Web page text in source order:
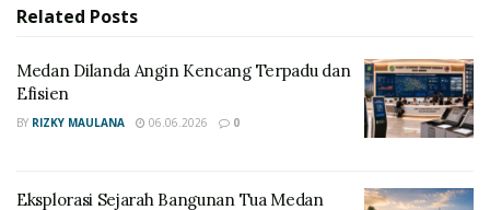
https://infaktual.com/gaji-fresh-graduate-medan-2026-
terbaru/
terbaru/
Related Posts
Medan Dilanda Angin Kencang Terpadu dan
Efisien
BY RIZKY MAULANA 06.06.2026 0
Eksplorasi Sejarah Bangunan Tua Medan